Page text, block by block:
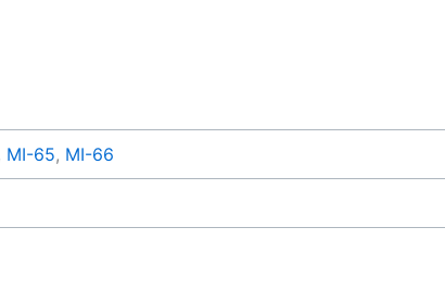
MI-65, MI-66